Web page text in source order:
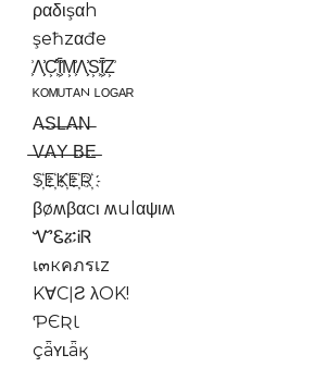
ραδιşαh
şeħzαđe
͕͗Λ͕͕͗͗Ƈ͕͕͗͗Ī͕͕͗͗M͕͕͗͗Λ͕͕͗͗S͕͕͗͗Ī͕͕͗͗Z͕͗
ᴷᴼᴹᵁᵀᴬᴺ ᴸᴼᴳᴬᴿ
A̶S̶L̶A̶N̶
̶̶V̶̶A̶̶Y̶̶ ̶̶B̶̶E̶̶
S҉E҉K҉E҉R҉
βøʍβαcι ʍulαψιʍ
ᏉᏋፚᎥᏒ
เ๓кคภรเz
K∀CǀƧ λOK!
ƤЄƦƖ
çǟʏʟǟӄ